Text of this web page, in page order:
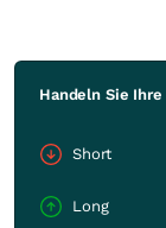
Handeln Sie
Short
Long